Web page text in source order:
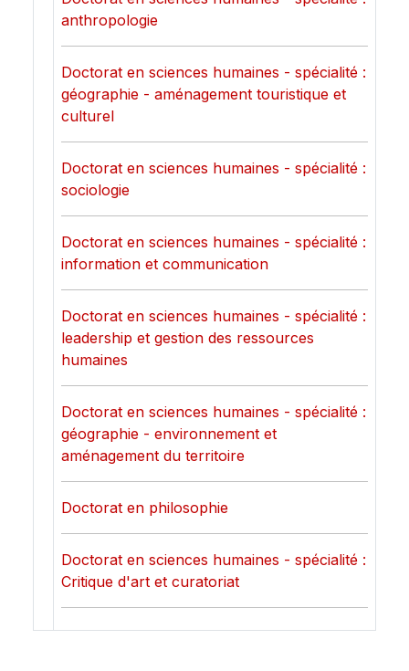
anthropologie
Doctorat en sciences humaines - spécialité :
géographie - aménagement touristique et
culturel
Doctorat en sciences humaines - spécialité :
sociologie
Doctorat en sciences humaines - spécialité :
information et communication
Doctorat en sciences humaines - spécialité :
leadership et gestion des ressources
humaines
Doctorat en sciences humaines - spécialité :
géographie - environnement et
aménagement du territoire
Doctorat en philosophie
Doctorat en sciences humaines - spécialité :
Critique d'art et curatoriat